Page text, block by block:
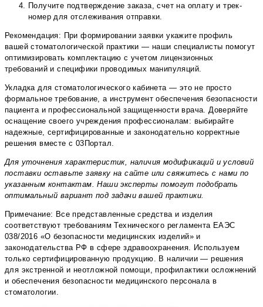
Получите подтверждение заказа, счет на оплату и трек-
номер для отслеживания отправки.
Рекомендация: При формировании заявки укажите профиль
вашей стоматологической практики — наши специалисты помогут
оптимизировать комплектацию с учетом лицензионных
требований и специфики проводимых манипуляций.
Укладка для стоматологического кабинета — это не просто
формальное требование, а инструмент обеспечения безопасности
пациента и профессиональной защищенности врача. Доверяйте
оснащение своего учреждения профессионалам: выбирайте
надежные, сертифицированные и законодательно корректные
решения вместе с 03Портал.
Для уточнения характеристик, наличия модификаций и условий
поставки оставьте заявку на сайте или свяжитесь с нами по
указанным контактам. Наши эксперты помогут подобрать
оптимальный вариант под задачи вашей практики.
Примечание: Все представленные средства и изделия
соответствуют требованиям Технического регламента ЕАЭС
038/2016 «О безопасности медицинских изделий» и
законодательства РФ в сфере здравоохранения. Используем
только сертифицированную продукцию. В наличии — решения
для экстренной и неотложной помощи, профилактики осложнений
и обеспечения безопасности медицинского персонала в
стоматологии.